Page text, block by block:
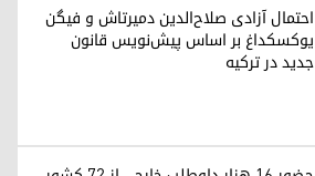
احتمال آزادی صلاح‌الدین دمیرتاش و فیگن
یوکسکداغ بر اساس پیش‌نویس قانون
جدید در ترکیه